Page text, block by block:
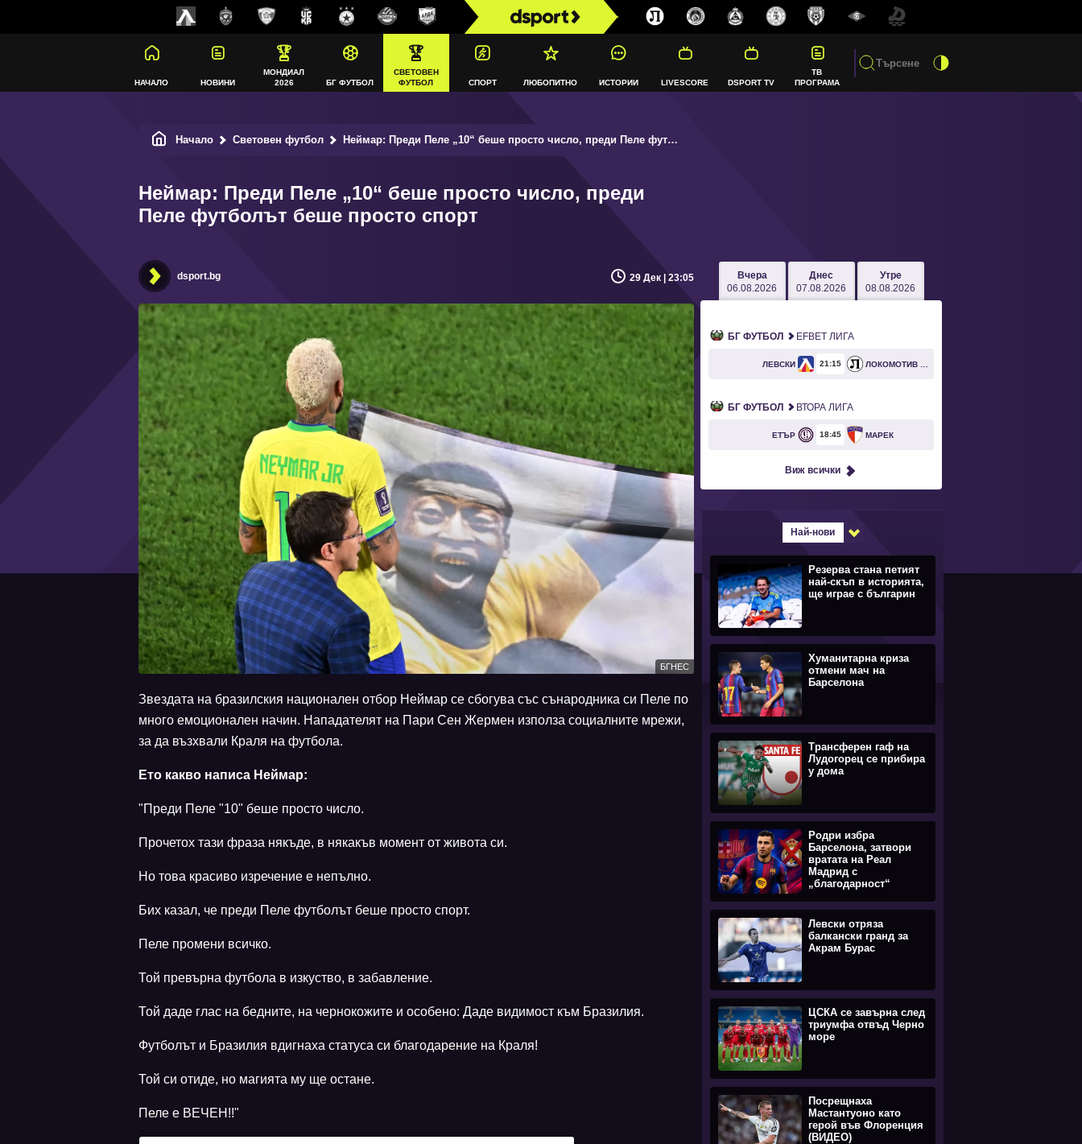
НАЧАЛО НОВИНИ
МОНДИАЛ
2026
БГ ФУТБОЛ
СВЕТОВЕН
ФУТБОЛ
СПОРТ ЛЮБОПИТНО ИСТОРИИ LIVESCORE DSPORT TV
ТВ
ПРОГРАМА
Начало Световен футбол Неймар: Преди Пеле „10“ беше просто число, преди Пеле футболът беше просто спорт
Неймар: Преди Пеле „10“ беше просто число, преди
Пеле футболът беше просто спорт
dsport.bg 29 Дек | 23:05
БГНЕС
Звездата на бразилския национален отбор Неймар се сбогува със сънародника си Пеле по
много емоционален начин. Нападателят на Пари Сен Жермен използа социалните мрежи,
за да възхвали Краля на футбола.
Ето какво написа Неймар:
"Преди Пеле "10" беше просто число.
Прочетох тази фраза някъде, в някакъв момент от живота си.
Но това красиво изречение е непълно.
Бих казал, че преди Пеле футболът беше просто спорт.
Пеле промени всичко.
Той превърна футбола в изкуство, в забавление.
Той даде глас на бедните, на чернокожите и особено: Даде видимост към Бразилия.
Футболът и Бразилия вдигнаха статуса си благодарение на Краля!
Той си отиде, но магията му ще остане.
Пеле е ВЕЧЕН!!"
Вчера
06.08.2026
Днес
07.08.2026
Утре
08.08.2026
БГ ФУТБОЛ EFBET ЛИГА
ЛЕВСКИ 21 15
БГ ФУТБОЛ ВТОРА ЛИГА
ЕТЪР 18 45 МАРЕК
Виж всички
Най-нови
Резерва стана петият
най-скъп в историята,
ще играе с българин
Хуманитарна криза
отмени мач на
Барселона
Трансферен гаф на
Лудогорец се прибира
у дома
Родри избра
Барселона, затвори
вратата на Реал
Мадрид с
„благодарност“
Левски отряза
балкански гранд за
Акрам Бурас
ЦСКА се завърна след
триумфа отвъд Черно
море
Посрещнаха
Мастантуоно като
герой във Флоренция
(ВИДЕО)